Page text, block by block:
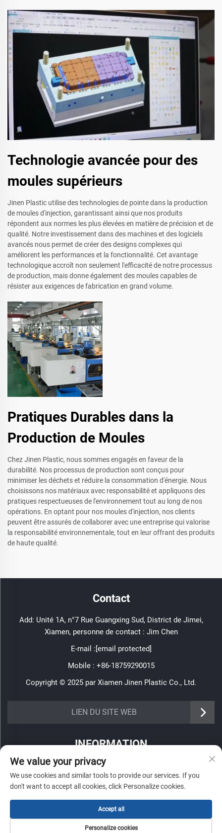
Technologie avancée pour des
moules supérieurs
Jinen Plastic utilise des technologies de pointe dans la production
de moules d'injection, garantissant ainsi que nos produits
répondent aux normes les plus élevées en matière de précision et de
qualité. Notre investissement dans des machines et des logiciels
avancés nous permet de créer des designs complexes qui
améliorent les performances et la fonctionnalité. Cet avantage
technologique accroît non seulement l'efficacité de notre processus
de production, mais donne également des moules capables de
résister aux exigences de fabrication en grand volume.
Pratiques Durables dans la
Production de Moules
Chez Jinen Plastic, nous sommes engagés en faveur de la
durabilité. Nos processus de production sont conçus pour
minimiser les déchets et réduire la consommation d'énergie. Nous
choisissons nos matériaux avec responsabilité et appliquons des
pratiques respectueuses de l'environnement tout au long de nos
opérations. En optant pour nos moules d'injection, nos clients
peuvent être assurés de collaborer avec une entreprise qui valorise
la responsabilité environnementale, tout en leur offrant des produits
de haute qualité.
Contact
Add: Unité 1A, n°7 Rue Guangxing Sud, District de Jimei,
Xiamen, personne de contact : Jim Chen
E-mail :[email protected]
Mobile : +86-18759290015
Copyright © 2025 par Xiamen Jinen Plastic Co., Ltd.
LIEN DU SITE WEB
https://www.jinenplastic.com/service
https://www.jinenplastic.com/projects
https://www.jinenplastic.com/news
https://www.jinenplastic.com/contact-us
INFORMATION
Inscrivez-vous pour recevoir notre newsletter hebdomadaire
Envoyer
We value your privacy
We use cookies and similar tools to provide our services. If you
don't want to accept all cookies, click Personalize cookies.
Personalize cookies
Accept all